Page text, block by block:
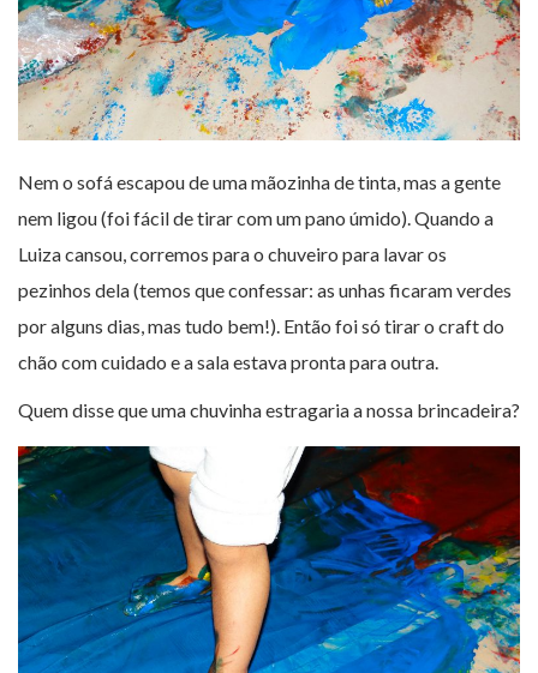
Nem o sofá escapou de uma mãozinha de tinta, mas a gente
nem ligou (foi fácil de tirar com um pano úmido). Quando a
Luiza cansou, corremos para o chuveiro para lavar os
pezinhos dela (temos que confessar: as unhas ficaram verdes
por alguns dias, mas tudo bem!). Então foi só tirar o craft do
chão com cuidado e a sala estava pronta para outra.
Quem disse que uma chuvinha estragaria a nossa brincadeira?